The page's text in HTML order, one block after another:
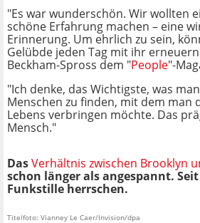
"Es war wunderschön. Wir wollten
schöne Erfahrung machen – eine
Erinnerung. Um ehrlich zu sein,
Gelübde jeden Tag mit ihr
Beckham-Spross dem "People"-
"Ich denke, das Wichtigste, was
Menschen zu finden, mit dem man
Lebens verbringen möchte. Das
Mensch."
DasVerhältnis zwischen Brooklyn
schon länger als angespannt.
Funkstille herrschen.
Titelfoto: Vianney Le Caer/Invision/dpa